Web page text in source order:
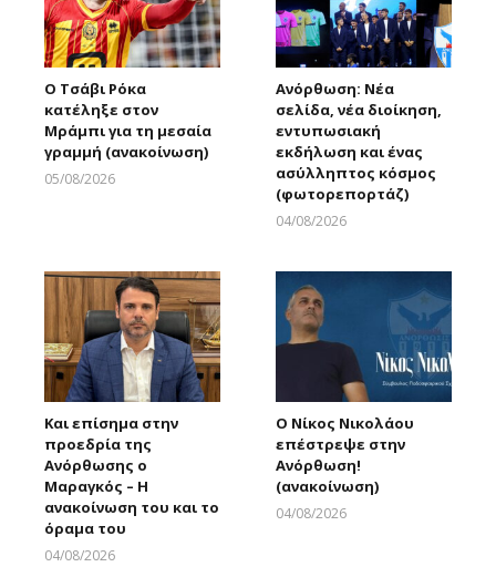
Ο Τσάβι Ρόκα
κατέληξε στον
Μράμπι για τη μεσαία
γραμμή (ανακοίνωση)
05/08/2026
Ανόρθωση: Νέα
σελίδα, νέα διοίκηση,
εντυπωσιακή
εκδήλωση και ένας
ασύλληπτος κόσμος
(φωτορεπορτάζ)
04/08/2026
Και επίσημα στην
προεδρία της
Ανόρθωσης ο
Μαραγκός – Η
ανακοίνωση του και το
όραμα του
04/08/2026
Ο Νίκος Νικολάου
επέστρεψε στην
Ανόρθωση!
(ανακοίνωση)
04/08/2026